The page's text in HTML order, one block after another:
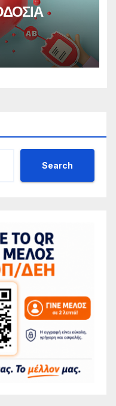
Search